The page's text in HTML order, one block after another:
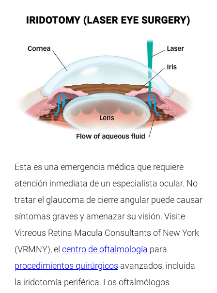
Esta es una emergencia médica que requiere
atención inmediata de un especialista ocular. No
tratar el glaucoma de cierre angular puede causar
síntomas graves y amenazar su visión. Visite
Vitreous Retina Macula Consultants of New York
(VRMNY), el centro de oftalmología para
procedimientos quirúrgicos avanzados, incluida
la iridotomía periférica. Los oftalmólogos